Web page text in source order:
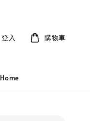
登入 購物車